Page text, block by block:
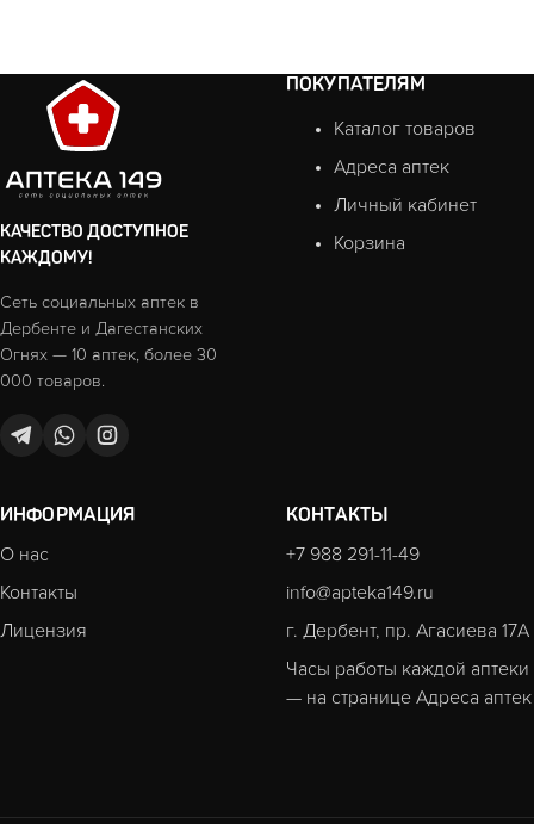
КАЧЕСТВО ДОСТУПНОЕ
КАЖДОМУ!
Сеть социальных аптек в
Дербенте и Дагестанских
Огнях — 10 аптек, более 30
000 товаров.
ПОКУПАТЕЛЯМ
Каталог товаров
Адреса аптек
Личный кабинет
Корзина
ИНФОРМАЦИЯ
О нас
Контакты
Лицензия
КОНТАКТЫ
+7 988 291-11-49
info@apteka149.ru
г. Дербент, пр. Агасиева 17А
Часы работы каждой аптеки
— на странице Адреса аптек